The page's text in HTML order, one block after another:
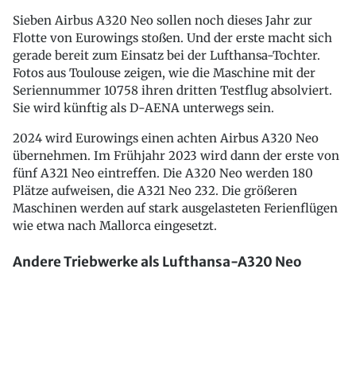
Sieben Airbus A320 Neo sollen noch dieses Jahr zur
Flotte von Eurowings stoßen. Und der erste macht sich
gerade bereit zum Einsatz bei der Lufthansa-Tochter.
Fotos aus Toulouse zeigen, wie die Maschine mit der
Seriennummer 10758 ihren dritten Testflug absolviert.
Sie wird künftig als D-AENA unterwegs sein.
2024 wird Eurowings einen achten Airbus A320 Neo
übernehmen. Im Frühjahr 2023 wird dann der erste von
fünf A321 Neo eintreffen. Die A320 Neo werden 180
Plätze aufweisen, die A321 Neo 232. Die größeren
Maschinen werden auf stark ausgelasteten Ferienflügen
wie etwa nach Mallorca eingesetzt.
Andere Triebwerke als Lufthansa-A320 Neo